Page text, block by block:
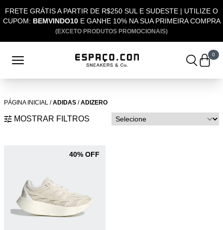
FRETE GRÁTIS A PARTIR DE R$250 SUL E SUDESTE | UTILIZE O
CUPOM: BEMVINDO10E GANHE 10% NA SUA PRIMEIRA COMPRA
(EXCETO PRODUTOS PROMOCIONAIS)
0
PÁGINA INICIAL /ADIDAS /ADIZERO
MOSTRAR FILTROS
40% OFF